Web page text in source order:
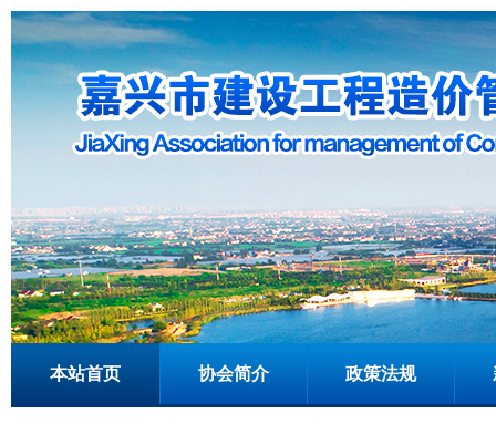
本站首页 协会简介 政策法规